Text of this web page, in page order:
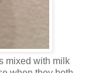
mixed with milk